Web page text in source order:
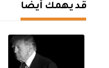
قد يهمك أيضا